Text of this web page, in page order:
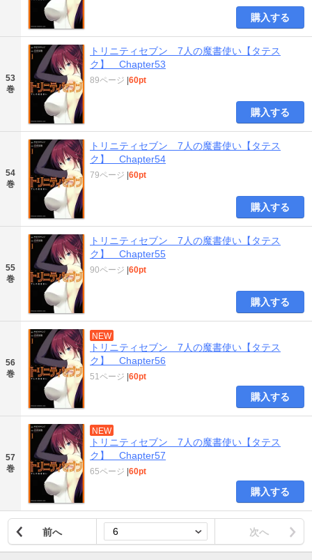
購入する
53
巻
トリニティセブン 7人の魔書使い【タテス
ク】 Chapter53
89ページ 60pt
購入する
54
巻
トリニティセブン 7人の魔書使い【タテス
ク】 Chapter54
79ページ 60pt
購入する
55
巻
トリニティセブン 7人の魔書使い【タテス
ク】 Chapter55
90ページ 60pt
購入する
56
巻
NEW
トリニティセブン 7人の魔書使い【タテス
ク】 Chapter56
51ページ |60pt
購入する
57
巻
NEW
トリニティセブン 7人の魔書使い【タテス
ク】 Chapter57
65ページ |60pt
購入する
前へ 次へ